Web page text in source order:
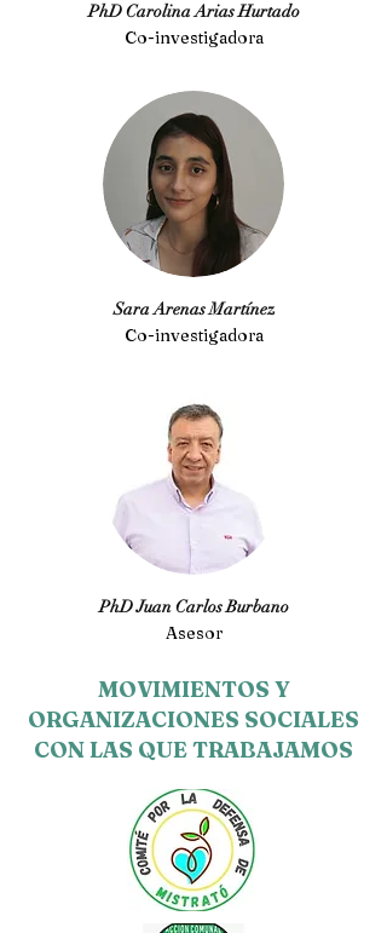
PhD Carolina Arias Hurtado
Co-investigadora
Sara Arenas Martínez
Co-investigadora
PhD Juan Carlos Burbano
Asesor
MOVIMIENTOS Y
ORGANIZACIONES SOCIALES
CON LAS QUE TRABAJAMOS